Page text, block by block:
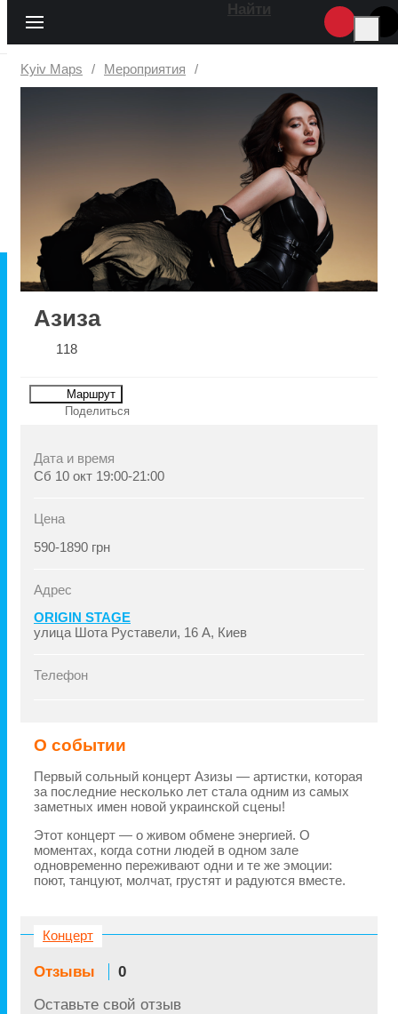
Найти
Kyiv Maps Мероприятия
Азиза
118
Маршрут
Поделиться
Дата и время
Сб 10 окт 19:00-21:00
Цена
590-1890 грн
Адрес
ORIGIN STAGE
улица Шота Руставели, 16 A, Киев
Телефон
О событии
Первый сольный концерт Азизы — артистки, которая
за последние несколько лет стала одним из самых
заметных имен новой украинской сцены!
Этот концерт — о живом обмене энергией. О
моментах, когда сотни людей в одном зале
одновременно переживают одни и те же эмоции:
поют, танцуют, молчат, грустят и радуются вместе.
Концерт
Отзывы
0
Оставьте свой отзыв